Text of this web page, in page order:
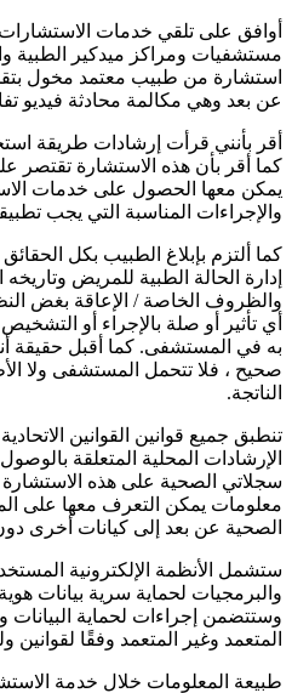
أوافق على تلقي خدمات
مستشفيات ومراكز ميدكير الطبية
استشارة من طبيب معتمد مخول
عن بعد وهي مكالمة محادثة فيديو
أقر بأنني قرأت إرشادات طريقة
كما أقر بأن هذه الاستشارة تقتصر
يمكن معها الحصول على خدمات
والإجراءات المناسبة التي يجب
كما ألتزم بإبلاغ الطبيب بكل
إدارة الحالة الطبية للمريض
والظروف الخاصة / الإعاقة بغض
أي تأثير أو صلة بالإجراء أو
به في المستشفى. كما أقبل حقيقة
صحيح ، فلا تتحمل المستشفى ولا
الناتجة.
تنطبق جميع قوانين القوانين
الإرشادات المحلية المتعلقة
سجلاتي الصحية على هذه
معلومات يمكن التعرف معها على
الصحية عن بعد إلى كيانات أخرى
ستشمل الأنظمة الإلكترونية
والبرمجيات لحماية سرية بيانات
وستتضمن إجراءات لحماية البيانات
المتعمد وغير المتعمد وفقًا لقوانين
طبيعة المعلومات خلال خدمة